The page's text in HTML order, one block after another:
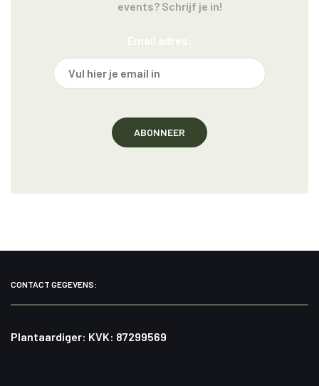
events? Schrijf je in!
CONTACT GEGEVENS:
Plantaardiger: KVK: 87299569